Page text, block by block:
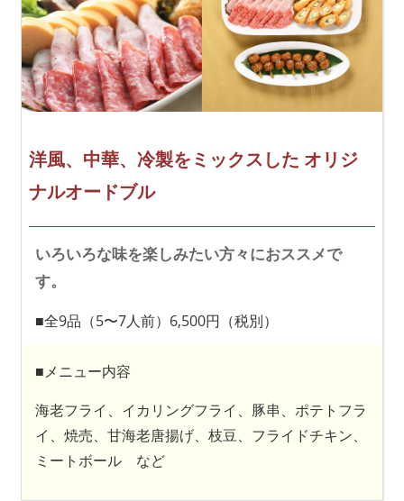
洋風、中華、冷製をミックスした オリジ
ナルオードブル
いろいろな味を楽しみたい方々におススメで
す。
■全9品（5〜7人前）6,500円（税別）
■メニュー内容
海老フライ、イカリングフライ、豚串、ポテトフラ
イ、焼売、甘海老唐揚げ、枝豆、フライドチキン、
ミートボール など